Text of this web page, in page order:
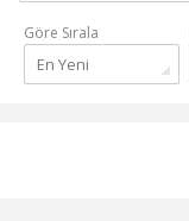
Göre Sırala
En Yeni